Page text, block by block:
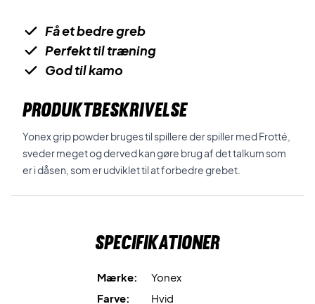
Få et bedre greb
Perfekt til træning
God til kamo
PRODUKTBESKRIVELSE
Yonex grip powder bruges til spillere der spiller med Frotté,
sveder meget og derved kan gøre brug af det talkum som
er i dåsen, som er udviklet til at forbedre grebet.
Specifikationer
Mærke:
Yonex
Farve:
Hvid